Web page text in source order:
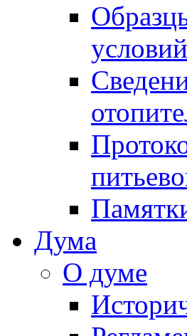
Дума
О думе